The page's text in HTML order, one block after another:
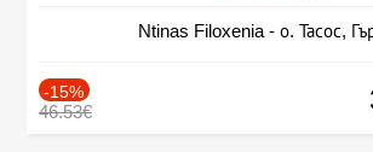
Ntinas Filoxenia - о. Тасос,
-15%
46.53€